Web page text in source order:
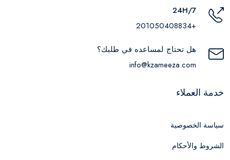
24H/7
+201050408834
هل تحتاج لمساعده في طلبك؟
info@kzameeza.com
خدمة العملاء
سياسة الخصوصية
الشروط والأحكام